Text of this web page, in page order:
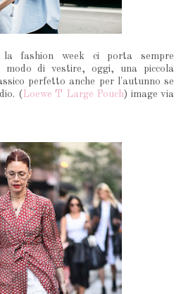
fashion week ci porta sempre
di vestire, oggi, una piccola
perfetto anche per l'autunno se
( Loewe T Large Pouch) image via